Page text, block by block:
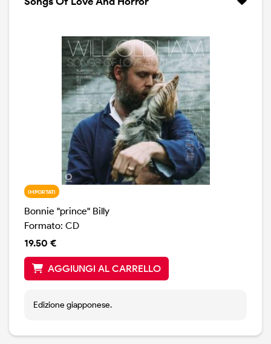
Deakin e Jacob Duncan e il fratello Ned Oldham. Ci
le tre front women della band Duchess, Lacey Guthrie,
Tory Fisher e Katie Peabody, protagoniste con le loro
voci del brano iniziale e di quello finale di un album che
rispecchia la vivacità della scena musicale di Louisville e
che lo stesso artista definisce come un "successore
spirituale" delle sue prime opere.
IMPORTATI
Bonnie "prince" Billy
Formato: CD
19.50 €
AGGIUNGI AL CARRELLO
Edizione giapponese.